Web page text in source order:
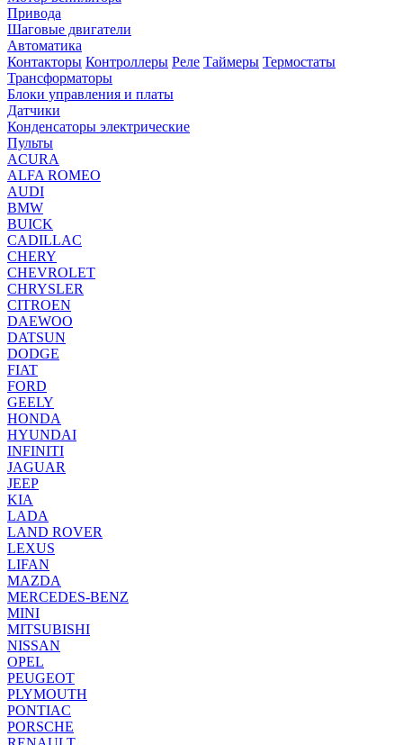
Привода
Шаговые двигатели
Автоматика
Контакторы Контроллеры Реле Таймеры Термостаты
Трансформаторы
Блоки управления и платы
Датчики
Конденсаторы электрические
Пульты
ACURA
ALFA ROMEO
AUDI
BMW
BUICK
CADILLAC
CHERY
CHEVROLET
CHRYSLER
CITROEN
DAEWOO
DATSUN
DODGE
FIAT
FORD
GEELY
HONDA
HYUNDAI
INFINITI
JAGUAR
JEEP
KIA
LADA
LAND ROVER
LEXUS
LIFAN
MAZDA
MERCEDES-BENZ
MINI
MITSUBISHI
NISSAN
OPEL
PEUGEOT
PLYMOUTH
PONTIAC
PORSCHE